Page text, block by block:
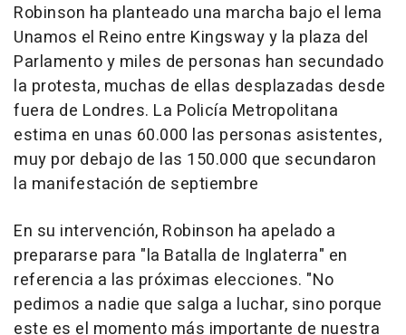
Robinson ha planteado una marcha bajo el lema
Unamos el Reino entre Kingsway y la plaza del
Parlamento y miles de personas han secundado
la protesta, muchas de ellas desplazadas desde
fuera de Londres. La Policía Metropolitana
estima en unas 60.000 las personas asistentes,
muy por debajo de las 150.000 que secundaron
la manifestación de septiembre
En su intervención, Robinson ha apelado a
prepararse para "la Batalla de Inglaterra" en
referencia a las próximas elecciones. "No
pedimos a nadie que salga a luchar, sino porque
este es el momento más importante de nuestra